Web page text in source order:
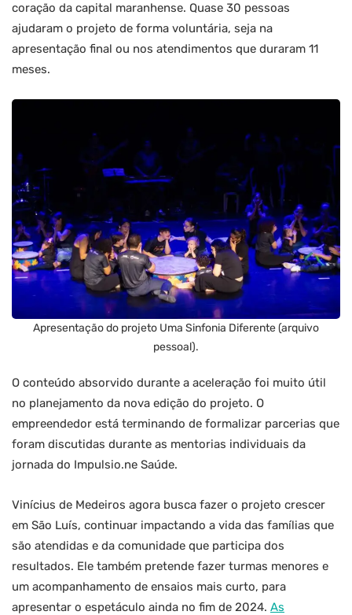
coração da capital maranhense. Quase 30 pessoas
ajudaram o projeto de forma voluntária, seja na
apresentação final ou nos atendimentos que duraram 11
meses.
Apresentação do projeto Uma Sinfonia Diferente (arquivo
pessoal).
O conteúdo absorvido durante a aceleração foi muito útil
no planejamento da nova edição do projeto. O
empreendedor está terminando de formalizar parcerias que
foram discutidas durante as mentorias individuais da
jornada do Impulsio.ne Saúde.
Vinícius de Medeiros agora busca fazer o projeto crescer
em São Luís, continuar impactando a vida das famílias que
são atendidas e da comunidade que participa dos
resultados. Ele também pretende fazer turmas menores e
um acompanhamento de ensaios mais curto, para
apresentar o espetáculo ainda no fim de 2024. As